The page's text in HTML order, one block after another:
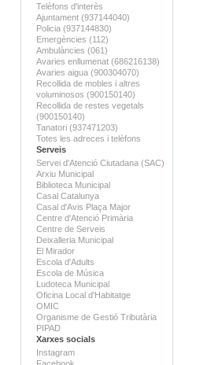
Telèfons d'interès
Ajuntament (937144040)
Policia (937144830)
Emergències (112)
Ambulàncies (061)
Avaries enllumenat (686216138)
Avaries aigua (900304070)
Recollida de mobles i altres
voluminosos (900150140)
Recollida de restes vegetals
(900150140)
Tanatori (937471203)
Totes les adreces i telèfons
Serveis
Servei d'Atenció Ciutadana (SAC)
Arxiu Municipal
Biblioteca Municipal
Casal Catalunya
Casal d'Avis Plaça Major
Centre d'Atenció Primària
Centre de Serveis
Deixalleria Municipal
El Mirador
Escola d'Adults
Escola de Música
Ludoteca Municipal
Oficina Local d'Habitatge
OMIC
Organisme de Gestió Tributària
PIPAD
Xarxes socials
Instagram